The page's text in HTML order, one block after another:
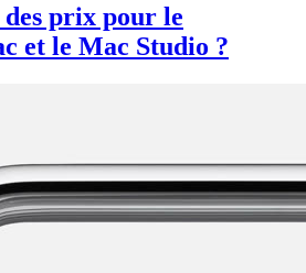
des prix pour le
et le Mac Studio ?